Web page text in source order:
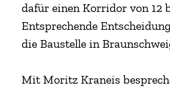
dafür einen Korridor von 12
Entsprechende
die Baustelle in
Mit Moritz Kraneis